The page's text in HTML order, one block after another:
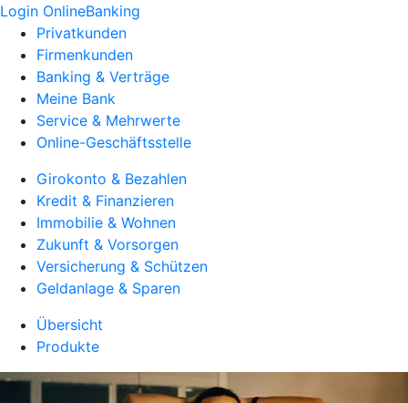
Login OnlineBanking
Privatkunden
Firmenkunden
Banking & Verträge
Meine Bank
Service & Mehrwerte
Online-Geschäftsstelle
Girokonto & Bezahlen
Kredit & Finanzieren
Immobilie & Wohnen
Zukunft & Vorsorgen
Versicherung & Schützen
Geldanlage & Sparen
Übersicht
Produkte